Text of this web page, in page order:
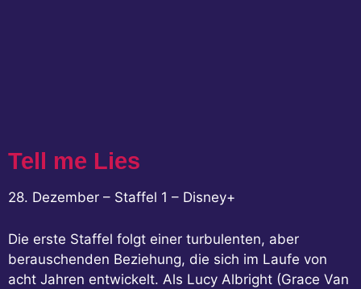
Tell me Lies
28. Dezember – Staffel 1 – Disney+
Die erste Staffel folgt einer turbulenten, aber
berauschenden Beziehung, die sich im Laufe von
acht Jahren entwickelt. Als Lucy Albright (Grace Van